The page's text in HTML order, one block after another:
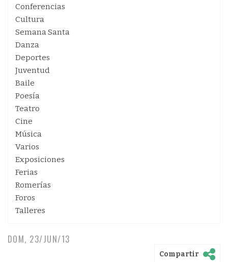
Conferencias
Cultura
Semana Santa
Danza
Deportes
Juventud
Baile
Poesía
Teatro
Cine
Música
Varios
Exposiciones
Ferias
Romerías
Foros
Talleres
DOM, 23/JUN/13
Compartir